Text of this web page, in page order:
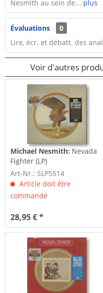
Nesmith au sein de... plus
Évaluations
0
Lire, écr. et débatt. des
Voir d'autres
Michael Nesmith: Nevada
Fighter (LP)
Art-Nr.: SLP5514
Article doit être
commandé
28,95 € *